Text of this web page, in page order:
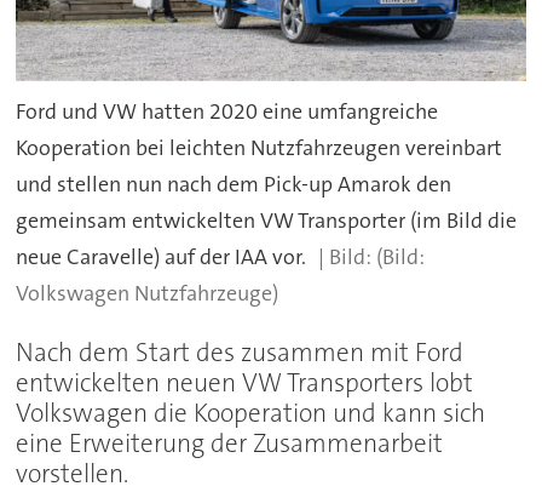
Ford und VW hatten 2020 eine umfangreiche
Kooperation bei leichten Nutzfahrzeugen vereinbart
und stellen nun nach dem Pick-up Amarok den
gemeinsam entwickelten VW Transporter (im Bild die
neue Caravelle) auf der IAA vor.
(Bild:
Volkswagen Nutzfahrzeuge)
Nach dem Start des zusammen mit Ford
entwickelten neuen VW Transporters lobt
Volkswagen die Kooperation und kann sich
eine Erweiterung der Zusammenarbeit
vorstellen.